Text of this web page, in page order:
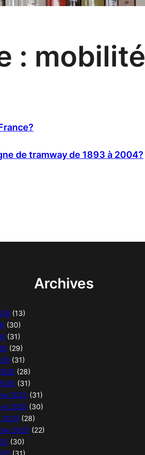
: mobilité
de tramway de 1893 à 2004?
Archives
(13)
(30)
(31)
(29)
(31)
(28)
(31)
2025 (31)
2025 (30)
2025 (28)
2025 (22)
(30)
(31)